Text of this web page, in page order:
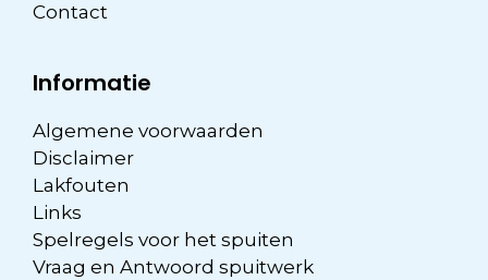
Contact
Informatie
Algemene voorwaarden
Disclaimer
Lakfouten
Links
Spelregels voor het spuiten
Vraag en Antwoord spuitwerk